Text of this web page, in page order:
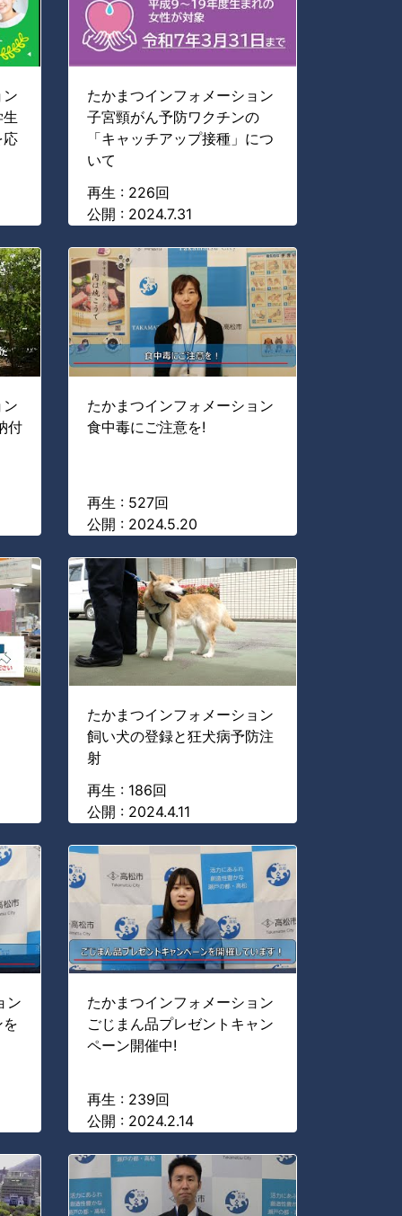
応
たかまつインフォメーション
子宮頸がん予防ワクチンの
「キャッチアップ接種」につ
いて
再生 : 226回
公開 : 2024.7.31
付
たかまつインフォメーション
食中毒にご注意を!
再生 : 527回
公開 : 2024.5.20
たかまつインフォメーション
飼い犬の登録と狂犬病予防注
射
再生 : 186回
公開 : 2024.4.11
ン
たかまつインフォメーション
ごじまん品プレゼントキャン
ペーン開催中!
再生 : 239回
公開 : 2024.2.14